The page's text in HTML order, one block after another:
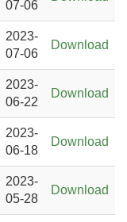
07-06
2023-
07-06
Download
2023-
06-22
Download
2023-
06-18
Download
2023-
05-28
Download